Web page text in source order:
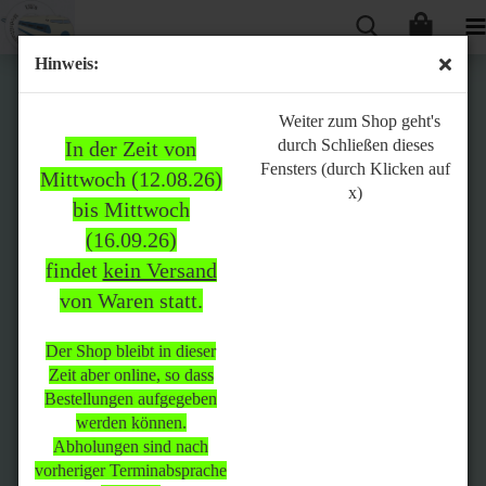
Hinweis:
In der Zeit von
Mittwoch (12.08.26)
bis Mittwoch
(16.09.26)
findet kein Versand
von Waren statt.
Der Shop bleibt in dieser
Zeit aber online, so dass
Bestellungen aufgegeben
werden können.
Abholungen sind nach
vorheriger Terminabsprache
Weiter zum Shop geht's
durch Schließen dieses
Fensters (durch Klicken auf
x)
Bitte
beachten:
In der Zeit von Mittwoch
(12.08.26) bis Mittwoch
(16.09.26)
statt.
Der Shop bleibt in dieser Zeit
aber online, so dass
Bestellungen aufgegeben
werden können.